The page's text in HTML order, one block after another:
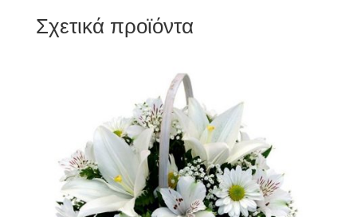
Σχετικά προϊόντα